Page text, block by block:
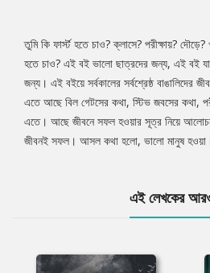
Tab
Article
তুমি কি ফার্স্ট হতে চাও? ক্লাসে? পরীক্ষায়?
হতে চাও? এই বই ভালো ছাত্রদের জন্য, এই বই
জন্য। এই বইয়ে সর্বকালের সর্বশ্রেষ্ঠ বাঙালিদের
এতে আছে বিল গেটসের কথা, স্টিভ জবসের কথা,
এতে। আছে জীবনে সফল হওয়ার সূত্র নিয়ে
জীবনই সফল। আসল কথা হলো, ভালো মানুষ
এই লেখকের